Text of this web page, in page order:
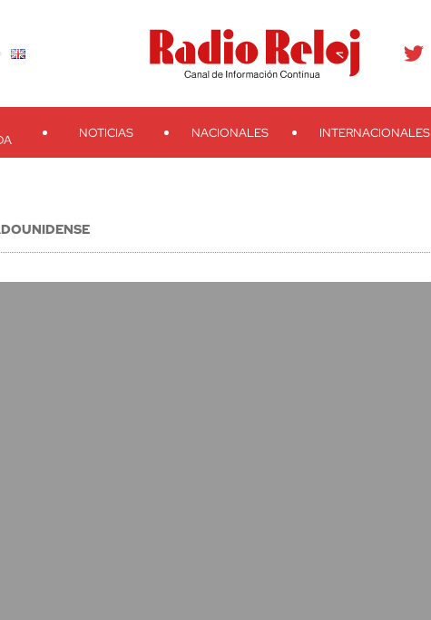
Threads
Instagram TelegramTeveo Ivoox RSS Search
NOTICIAS NACIONALES INTERNACIONALES